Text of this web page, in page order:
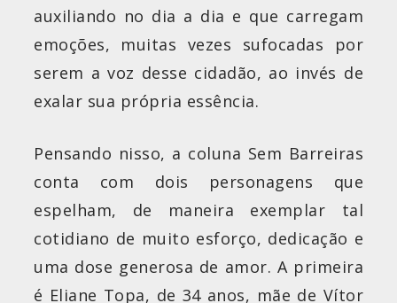
auxiliando no dia a dia e que carregam
emoções, muitas vezes sufocadas por
serem a voz desse cidadão, ao invés de
exalar sua própria essência.
Pensando nisso, a coluna Sem Barreiras
conta com dois personagens que
espelham, de maneira exemplar tal
cotidiano de muito esforço, dedicação e
uma dose generosa de amor. A primeira
é Eliane Topa, de 34 anos, mãe de Vítor